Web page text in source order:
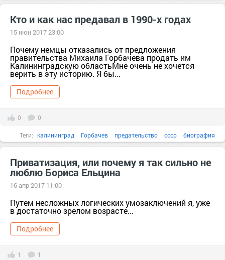
Кто и как нас предавал в 1990-х годах
15 июн 2017 23:00
Почему немцы отказались от предложения
правительства Михаила Горбачева продать им
Калининградскую областьМне очень не хочется
верить в эту историю. Я бы...
Подробнее
0 0
Теги: калининград Горбачев предательство ссср биография
Приватизация, или почему я так сильно не
люблю Бориса Ельцина
16 апр 2017 11:00
Путем несложных логических умозаключений я, уже
в достаточно зрелом возрасте...
Подробнее
1 1